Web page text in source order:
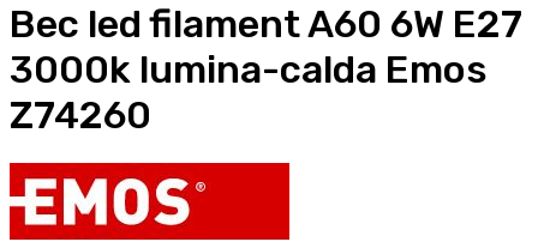
Bec led filament A60 6W E27
3000k lumina-calda Emos
Z74260